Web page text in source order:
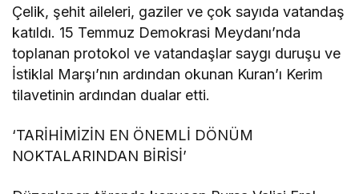
Çelik, şehit aileleri, gaziler ve çok sayıda vatandaş
katıldı. 15 Temmuz Demokrasi Meydanı’nda
toplanan protokol ve vatandaşlar saygı duruşu ve
İstiklal Marşı’nın ardından okunan Kuran’ı Kerim
tilavetinin ardından dualar etti.
‘TARİHİMİZİN EN ÖNEMLİ DÖNÜM
NOKTALARINDAN BİRİSİ’